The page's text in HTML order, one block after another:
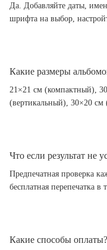
Да. Добавляйте даты,
шрифта на выбор,
Какие размеры
21×21 см (компактный),
(вертикальный), 30×20 см
Что если результат не
Предпечатная проверка
бесплатная перепечатка в
Какие способы оплаты?